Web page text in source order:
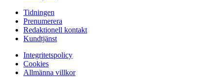
Tidningen
Prenumerera
Redaktionell kontakt
Kundtjänst
Integritetspolicy
Cookies
Allmänna villkor